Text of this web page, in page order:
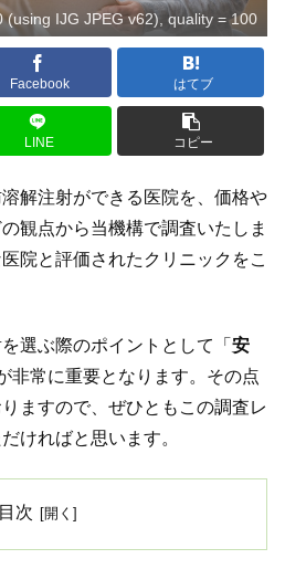
(using IJG JPEG v62), quality = 100
Facebook はてブ
LINE コピー
解注射ができる医院を、価格や
観点から当機構で調査いたしま
院と評価されたクリニックをこ
選ぶ際のポイントとして「 安
非常に重要となります。その点
ますので、ぜひともこの調査レ
ければと思います。
目次